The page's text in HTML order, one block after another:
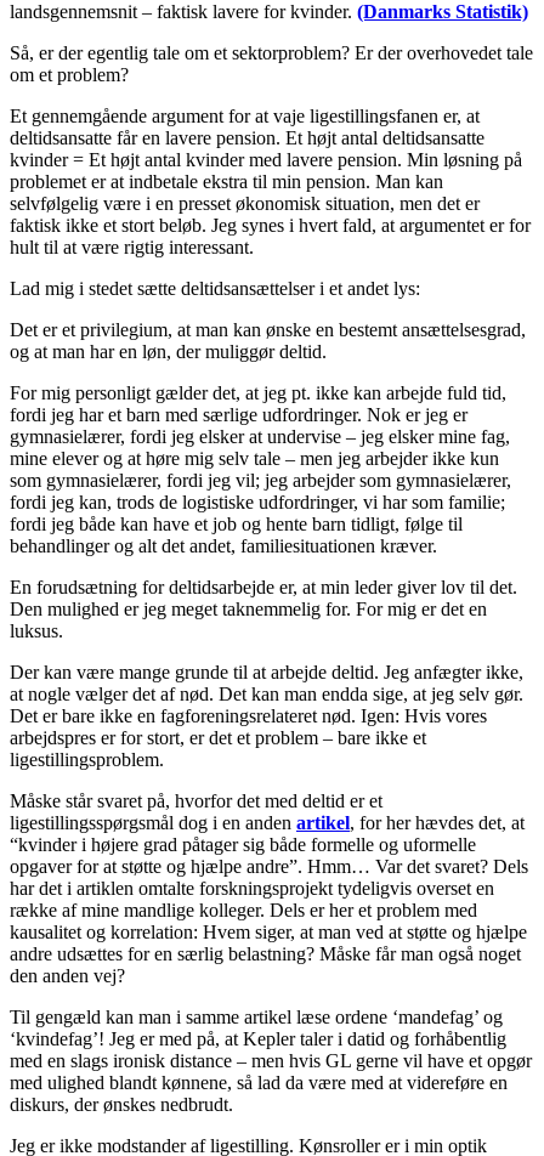
landsgennemsnit – faktisk lavere for kvinder. (Danmarks Statistik)
Så, er der egentlig tale om et sektorproblem? Er der overhovedet tale
om et problem?
Et gennemgående argument for at vaje ligestillingsfanen er, at
deltidsansatte får en lavere pension. Et højt antal deltidsansatte
kvinder = Et højt antal kvinder med lavere pension. Min løsning på
problemet er at indbetale ekstra til min pension. Man kan
selvfølgelig være i en presset økonomisk situation, men det er
faktisk ikke et stort beløb. Jeg synes i hvert fald, at argumentet er for
hult til at være rigtig interessant.
Lad mig i stedet sætte deltidsansættelser i et andet lys:
Det er et privilegium, at man kan ønske en bestemt ansættelsesgrad,
og at man har en løn, der muliggør deltid.
For mig personligt gælder det, at jeg pt. ikke kan arbejde fuld tid,
fordi jeg har et barn med særlige udfordringer. Nok er jeg er
gymnasielærer, fordi jeg elsker at undervise – jeg elsker mine fag,
mine elever og at høre mig selv tale – men jeg arbejder ikke kun
som gymnasielærer, fordi jeg vil; jeg arbejder som gymnasielærer,
fordi jeg kan, trods de logistiske udfordringer, vi har som familie;
fordi jeg både kan have et job og hente barn tidligt, følge til
behandlinger og alt det andet, familiesituationen kræver.
En forudsætning for deltidsarbejde er, at min leder giver lov til det.
Den mulighed er jeg meget taknemmelig for. For mig er det en
luksus.
Der kan være mange grunde til at arbejde deltid. Jeg anfægter ikke,
at nogle vælger det af nød. Det kan man endda sige, at jeg selv gør.
Det er bare ikke en fagforeningsrelateret nød. Igen: Hvis vores
arbejdspres er for stort, er det et problem – bare ikke et
ligestillingsproblem.
Måske står svaret på, hvorfor det med deltid er et
ligestillingsspørgsmål dog i en anden artikel, for her hævdes det, at
“kvinder i højere grad påtager sig både formelle og uformelle
opgaver for at støtte og hjælpe andre”. Hmm… Var det svaret? Dels
har det i artiklen omtalte forskningsprojekt tydeligvis overset en
række af mine mandlige kolleger. Dels er her et problem med
kausalitet og korrelation: Hvem siger, at man ved at støtte og hjælpe
andre udsættes for en særlig belastning? Måske får man også noget
den anden vej?
Til gengæld kan man i samme artikel læse ordene ‘mandefag’ og
‘kvindefag’! Jeg er med på, at Kepler taler i datid og forhåbentlig
med en slags ironisk distance – men hvis GL gerne vil have et opgør
med ulighed blandt kønnene, så lad da være med at videreføre en
diskurs, der ønskes nedbrudt.
Jeg er ikke modstander af ligestilling. Kønsroller er i min optik